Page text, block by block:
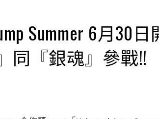
Summer 6月30
同『銀魂』參戰!!